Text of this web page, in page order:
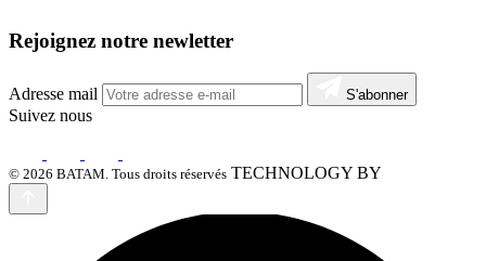
Rejoignez notre newletter
Adresse mail S'abonner
Suivez nous
© 2026 BATAM. Tous droits réservés TECHNOLOGY BY